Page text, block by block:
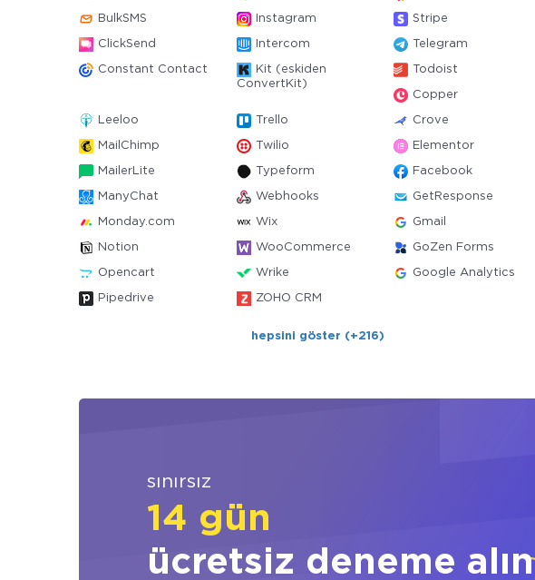
BulkSMS Instagram Stripe
ClickSend Intercom Telegram
Constant Contact
Kit (eskiden
ConvertKit)
Todoist
Copper
Leeloo Trello Crove
MailChimp Twilio Elementor
MailerLite Typeform Facebook
ManyChat Webhooks GetResponse
Monday.com Wix Gmail
Notion WooCommerce GoZen Forms
Opencart Wrike Google Analytics
Pipedrive ZOHO CRM
hepsini göster (+216)
sınırsız
14 gün
ücretsiz deneme alın